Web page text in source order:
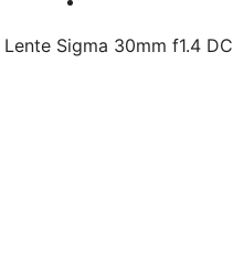
Lente Sigma 30mm f1.4 DC